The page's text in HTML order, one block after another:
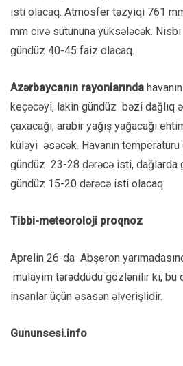
isti olacaq. Atmosfer təzyiqi 761
mm civə sütununa yüksələcək.
gündüz 40-45 faiz olacaq.
Azərbaycanın rayonlarında
keçəcəyi, lakin gündüz bəzi dağlıq
çaxacağı, arabir yağış yağacağı
küləyi əsəcək. Havanın
gündüz 23-28 dərəcə isti, dağlarda
gündüz 15-20 dərəcə isti olacaq.
Tibbi-meteoroloji proqnoz
Aprelin 26-da Abşeron
mülayim tərəddüdü gözlənilir ki, bu
insanlar üçün əsasən əlverişlidir.
Gununsesi.info